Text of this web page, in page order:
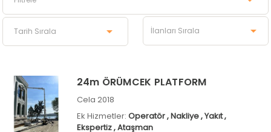
24m ÖRÜMCEK PLATFORM
Cela 2018
Ek Hizmetler: Operatör, Nakliye, Yakıt,
Ekspertiz, Ataşman